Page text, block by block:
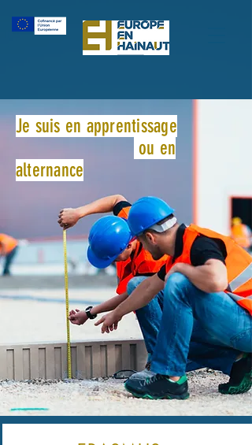
Je suis en apprentissage
ou en
alternance